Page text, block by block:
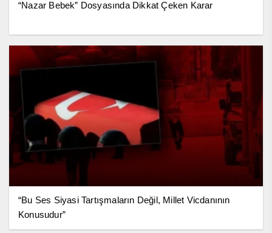
“Nazar Bebek” Dosyasında Dikkat Çeken Karar
“Bu Ses Siyasi Tartışmaların Değil, Millet Vicdanının
Konusudur”